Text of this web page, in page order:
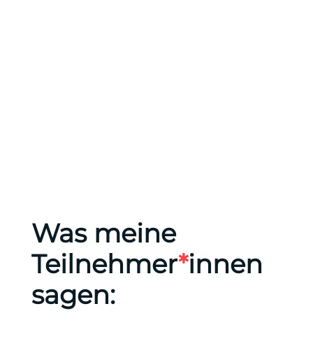
Was meine
Teilnehmer*innen
sagen: